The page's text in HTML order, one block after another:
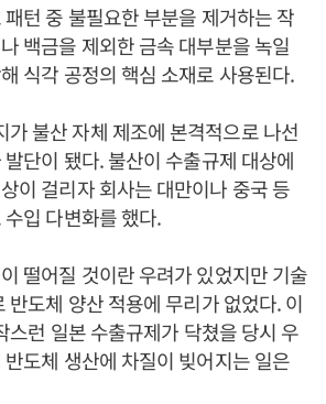
턴 중 불필요한 부분을 제거하는 작
백금을 제외한 금속 대부분을 녹일
식각 공정의 핵심 소재로 사용된다.
가 불산 자체 제조에 본격적으로 나선
단이 됐다. 불산이 수출규제 대상에
이 걸리자 회사는 대만이나 중국 등
입 다변화를 했다.
떨어질 것이란 우려가 있었지만 기술
반도체 양산 적용에 무리가 없었다. 이
스런 일본 수출규제가 닥쳤을 당시 우
도체 생산에 차질이 빚어지는 일은